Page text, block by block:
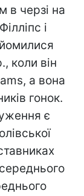
в черзі на
і
коли він
а вона
гонок.
є